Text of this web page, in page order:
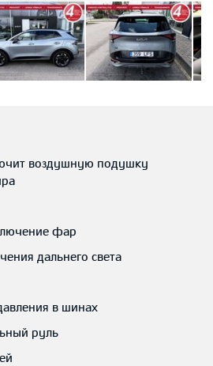
воздушную подушку
фар
дальнего света
в шинах
руль